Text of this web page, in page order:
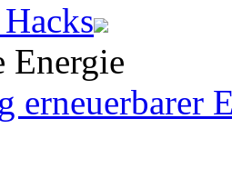
Energie
erneuerbarer